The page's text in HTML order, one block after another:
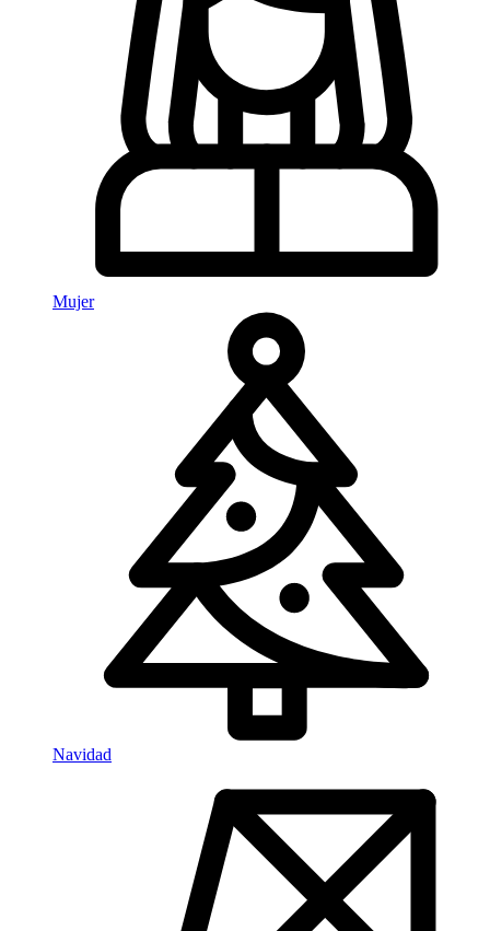
Mujer
Navidad